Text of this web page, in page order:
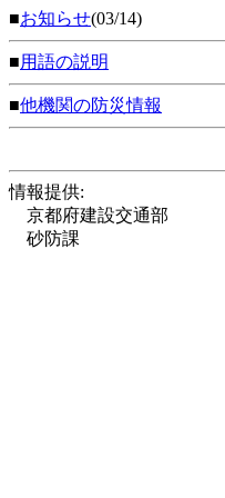
■お知らせ(03/14)
■用語の説明
■他機関の防災情報
情報提供:
京都府建設交通部
砂防課